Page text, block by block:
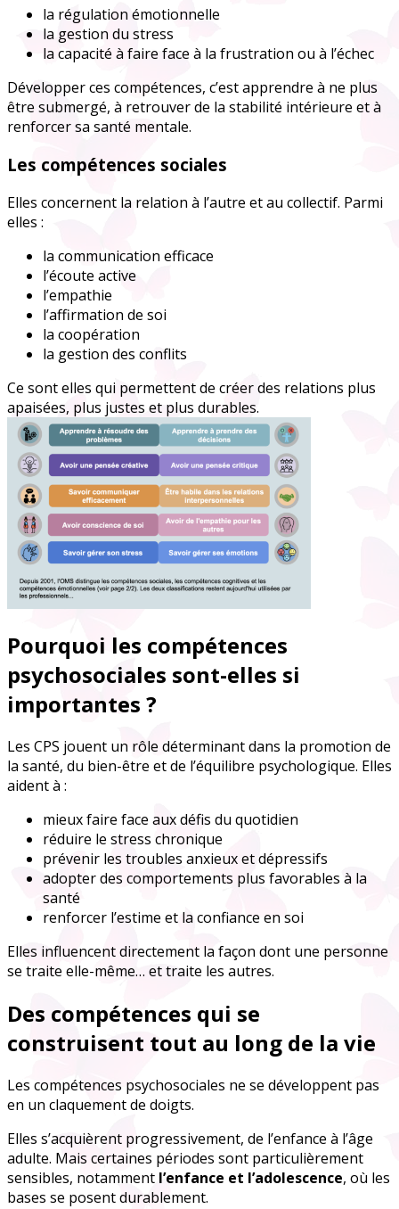
la régulation émotionnelle
la gestion du stress
la capacité à faire face à la frustration ou à l’échec
Développer ces compétences, c’est apprendre à ne plus
être submergé, à retrouver de la stabilité intérieure et à
renforcer sa santé mentale.
Les compétences sociales
Elles concernent la relation à l’autre et au collectif. Parmi
elles :
la communication efficace
l’écoute active
l’empathie
l’affirmation de soi
la coopération
la gestion des conflits
Ce sont elles qui permettent de créer des relations plus
apaisées, plus justes et plus durables.
Pourquoi les compétences
psychosociales sont-elles si
importantes ?
Les CPS jouent un rôle déterminant dans la promotion de
la santé, du bien-être et de l’équilibre psychologique. Elles
aident à :
mieux faire face aux défis du quotidien
réduire le stress chronique
prévenir les troubles anxieux et dépressifs
adopter des comportements plus favorables à la
santé
renforcer l’estime et la confiance en soi
Elles influencent directement la façon dont une personne
se traite elle-même… et traite les autres.
Des compétences qui se
construisent tout au long de la vie
Les compétences psychosociales ne se développent pas
en un claquement de doigts.
Elles s’acquièrent progressivement, de l’enfance à l’âge
adulte. Mais certaines périodes sont particulièrement
sensibles, notamment l’enfance et l’adolescence, où les
bases se posent durablement.